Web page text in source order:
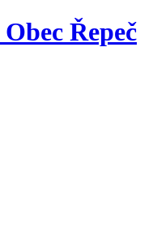
Obec Řepeč